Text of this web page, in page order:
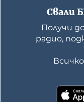
Свали
Получи
радио,